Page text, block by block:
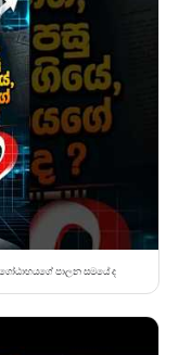
පාලන සමයේ ද